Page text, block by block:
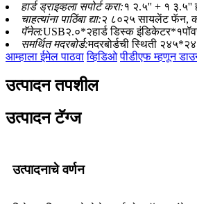
हार्ड ड्राइव्हला सपोर्ट करा:१ २.५'' + १ ३.५''
चाहत्यांना पाठिंबा द्या:२ ८०२५ सायलेंट फॅन,
पॅनेल:USB२.०*२हार्ड डिस्क
समर्थित मदरबोर्ड:मदरबोर्डची स्थिती
आम्हाला ईमेल पाठवा व्हिडिओ पीडीएफ म्हणून
उत्पादन तपशील
उत्पादन टॅग्ज
उत्पादनाचे वर्णन